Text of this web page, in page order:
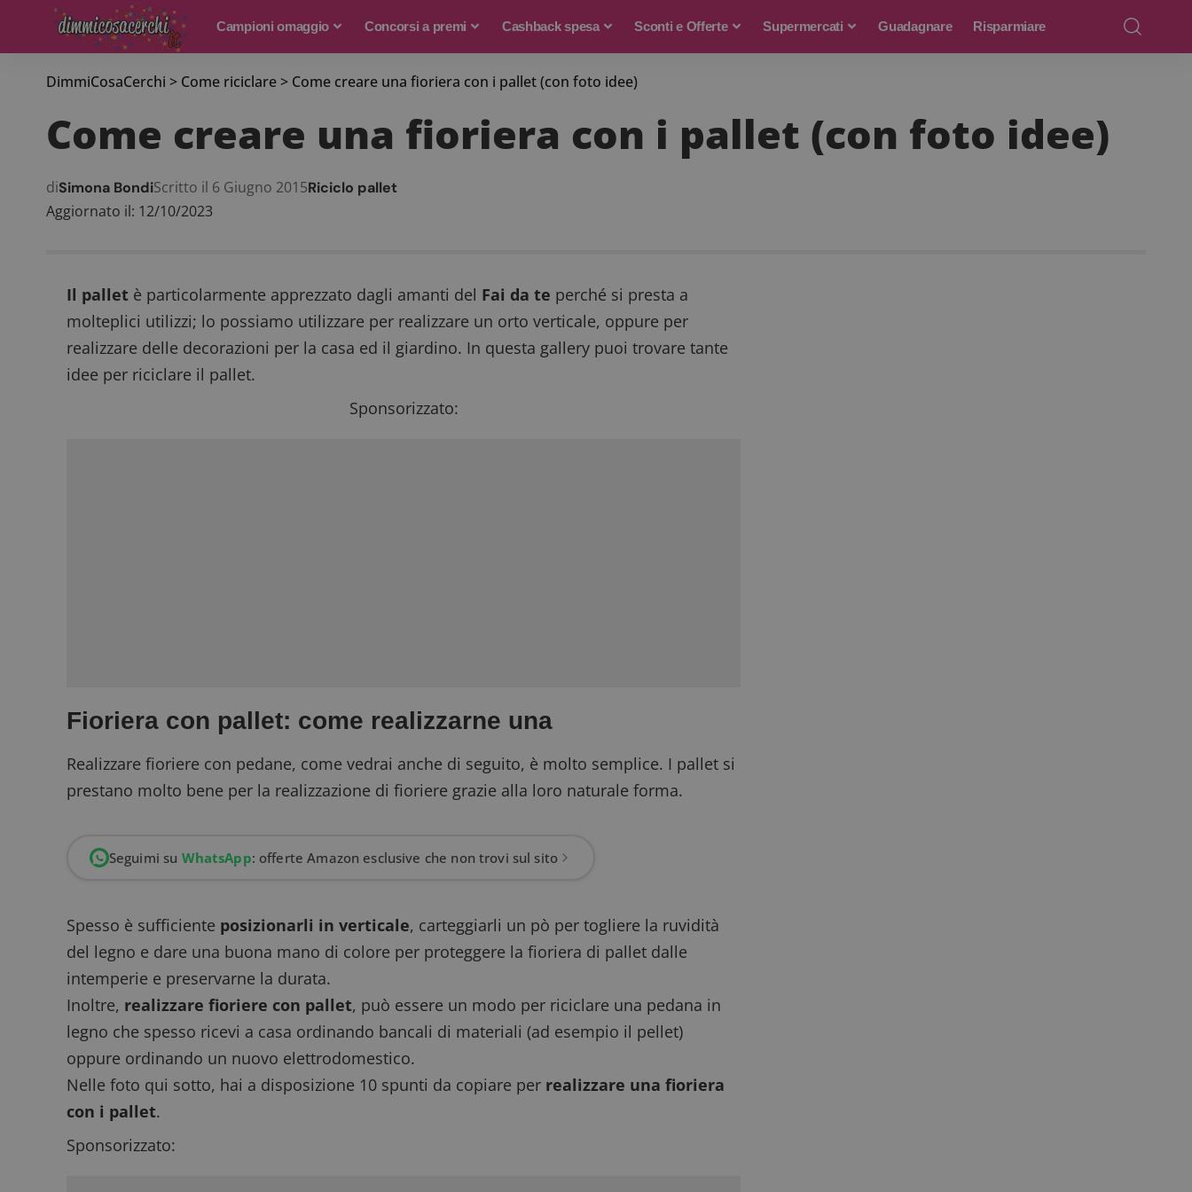
Campioni omaggio Concorsi a premi Cashback spesa Sconti e Offerte Supermercati Guadagnare Risparmiare
DimmiCosaCerchi > Come riciclare> Come creare una fioriera con i pallet (con foto idee)
Come creare una fioriera con i pallet (con foto idee)
Aggiornato il: 12/10/2023
diSimona BondiScritto il 6 Giugno 2015Riciclo pallet
Il pallet è particolarmente apprezzato dagli amanti del Fai da te perché si presta a
molteplici utilizzi; lo possiamo utilizzare per realizzare un orto verticale, oppure per
realizzare delle decorazioni per la casa ed il giardino. In questa gallery puoi trovare tante
idee per riciclare il pallet.
Sponsorizzato:
Fioriera con pallet: come realizzarne una
Realizzare fioriere con pedane, come vedrai anche di seguito, è molto semplice. I pallet si
prestano molto bene per la realizzazione di fioriere grazie alla loro naturale forma.
Seguimi su WhatsApp: offerte Amazon esclusive che non trovi sul sito
Spesso è sufficiente posizionarli in verticale, carteggiarli un pò per togliere la ruvidità
del legno e dare una buona mano di colore per proteggere la fioriera di pallet dalle
intemperie e preservarne la durata.
Inoltre, realizzare fioriere con pallet, può essere un modo per riciclare una pedana in
legno che spesso ricevi a casa ordinando bancali di materiali (ad esempio il pellet)
oppure ordinando un nuovo elettrodomestico.
Nelle foto qui sotto, hai a disposizione 10 spunti da copiare per realizzare una fioriera
con i pallet.
Sponsorizzato: